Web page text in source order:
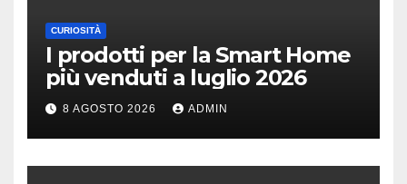
CURIOSITÀ
I prodotti per la Smart Home
più venduti a luglio 2026
8 AGOSTO 2026 ADMIN